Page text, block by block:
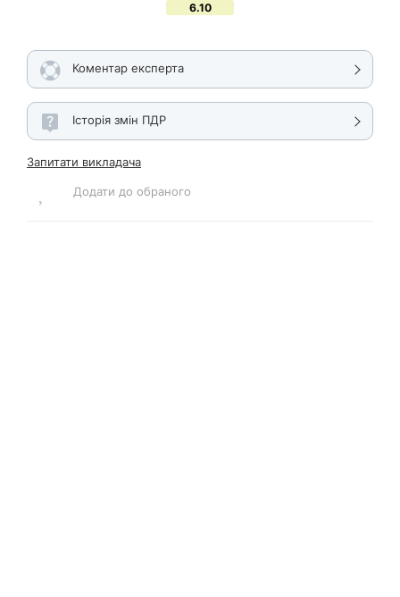
6.10
Коментар експерта
Історія змін ПДР
Запитати викладача
Додати до обраного